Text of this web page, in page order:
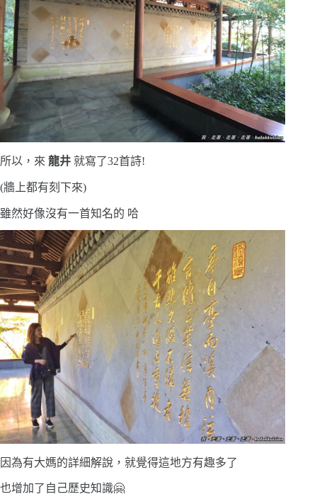
所以，來 龍井 就寫了32首詩!
(牆上都有刻下來)
雖然好像沒有一首知名的 哈
因為有大媽的詳細解說，就覺得這地方有趣多了
也增加了自己歷史知識🤗